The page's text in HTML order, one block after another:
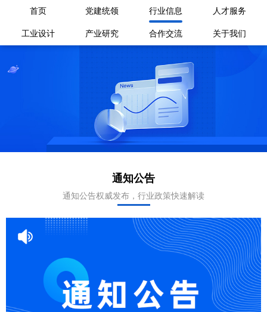
首页 党建统领 行业信息 人才服务
工业设计 产业研究 合作交流 关于我们
通知公告
通知公告权威发布，行业政策快速解读